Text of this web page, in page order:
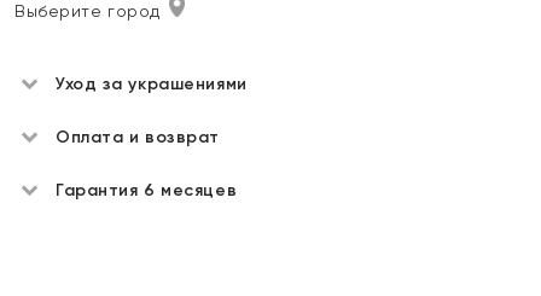
Выберите город
Уход за украшениями
Оплата и возврат
Гарантия 6 месяцев